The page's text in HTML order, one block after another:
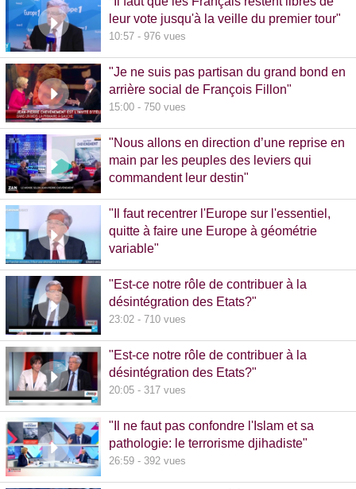
leur vote jusqu'à la veille du premier tour"
10:57 - 976 vues
"Je ne suis pas partisan du grand bond en
arrière social de François Fillon"
15:00 - 750 vues
"Nous allons en direction d’une reprise en
main par les peuples des leviers qui
commandent leur destin"
"Il faut recentrer l'Europe sur l'essentiel,
quitte à faire une Europe à géométrie
variable"
"Est-ce notre rôle de contribuer à la
désintégration des Etats?"
23:02 - 710 vues
"Est-ce notre rôle de contribuer à la
désintégration des Etats?"
20:05 - 317 vues
"Il ne faut pas confondre l'Islam et sa
pathologie: le terrorisme djihadiste"
26:59 - 392 vues